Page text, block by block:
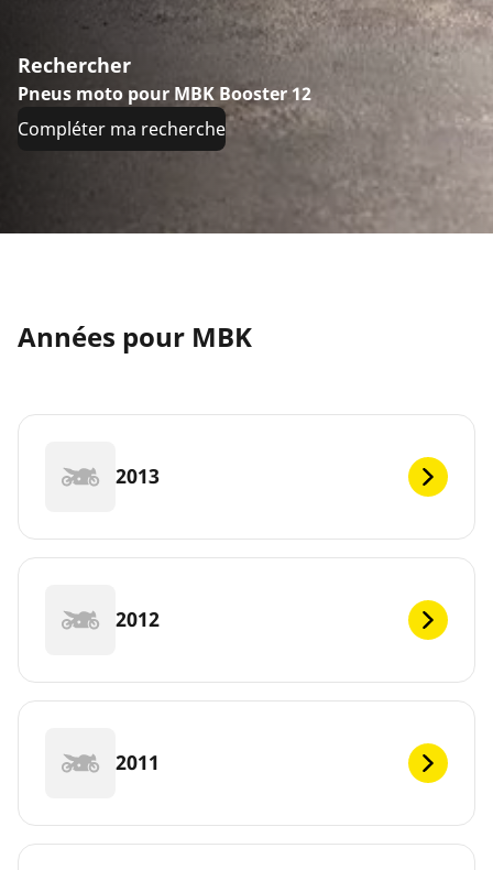
Rechercher
Pneus moto pour MBK Booster 12
Compléter ma recherche
Années pour MBK
2013
2012
2011